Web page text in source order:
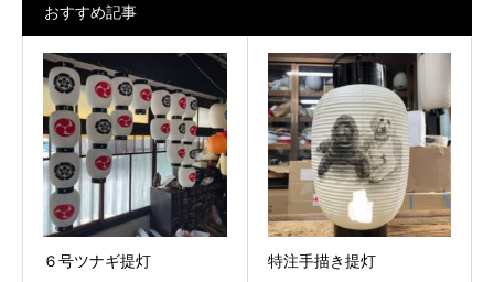
おすすめ記事
６号ツナギ提灯 特注手描き提灯